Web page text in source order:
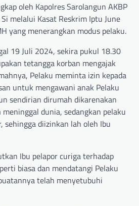
oleh Kapolres Sarolangun AKBP
melalui Kasat Reskrim Iptu June
yang menerangkan modus pelaku.
19 Juli 2024, sekira pukul 18.30
tetangga korban mengajak
Pelaku meminta izin kepada
untuk mengawani anak Pelaku
sendirian dirumah dikarenakan
dunia, sedangkan pelaku
sehingga diizinkan lah oleh Ibu
Ibu pelapor curiga terhadap
biasa dan mendatangi Pelaku
telah menyetubuhi